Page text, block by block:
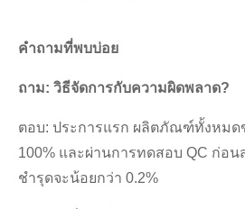
คำถามที่พบบ่อย
ถาม: วิธีจัดการกับความผิดพลาด?
ตอบ: ประการแรก ผลิตภัณฑ์ทั้งหมด
100% และผ่านการทดสอบ QC ก่อ
ชำรุดจะน้อยกว่า 0.2%